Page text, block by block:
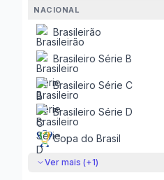
NACIONAL
Brasileirão
Brasileiro Série B
Brasileiro Série C
Brasileiro Série D
Copa do Brasil
Ver mais (+1)